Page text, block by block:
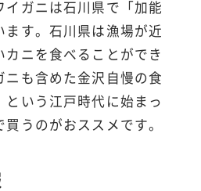
イガニは石川県で「加能
ます。石川県は漁場が近
カニを食べることができ
ニも含めた金沢自慢の食
いう江戸時代に始まっ
うのがおススメです。